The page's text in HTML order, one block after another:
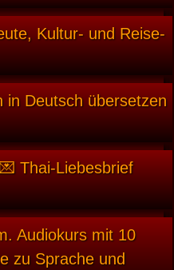
Kultur- und Reise-
in Deutsch übersetzen
Thai-Liebesbrief
Audiokurs mit 10
zu Sprache und